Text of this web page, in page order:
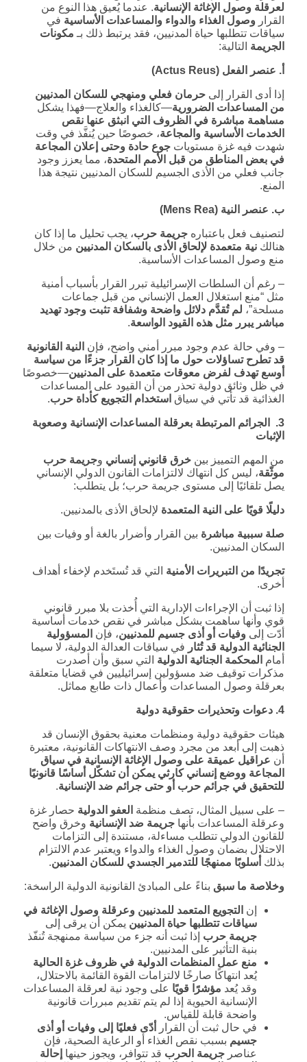
لعرقلة وصول الإغاثة الإنسانية. عندما يُعيق هذا النوع من
القرار وصول الغذاء والدواء والمساعدات الأساسية في
سياقات تتطلبها حياة المدنيين، فقد يرتبط ذلك بـ مكونات
الجريمة التالية:
أ. عنصر الفعل (Actus Reus)
إذا أدى القرار إلى حرمان فعلي ومنهجي للسكان المدنيين
من المساعدات الضرورية—كالغذاء والعلاج—فهذا يشكل
مساهمة مباشرة في الظروف التي انبثق عنها نقص
الخدمات الأساسية والمجاعة، خصوصًا حين يُنفَّذ في وقت
شهدت فيه غزة مستويات جوع حادة وحتى إعلان المجاعة
في بعض المناطق من قبل الأمم المتحدة، مما يعزز وجود
جانب فعلي من الأذى الجسيم للسكان المدنيين نتيجة هذا
المنع.
ب. عنصر النية (Mens Rea)
لتصنيف فعل باعتباره جريمة حرب، يجب تحليل ما إذا كان
هنالك نية متعمدة لإلحاق الأذى بالسكان المدنيين من خلال
منع وصول المساعدات الأساسية.
– رغم أن السلطات الإسرائيلية تبرر القرار بأسباب أمنية
مثل “منع استغلال العمل الإنساني من قبل جماعات
مسلحة”، لم تُقدَّم دلائل واضحة وشفافة تثبت وجود تهديد
مباشر يبرر مثل هذه القيود الواسعة.
– وفي حالة عدم وجود مبرر أمني واضح، فإن النية القانونية
قد تطرح تساؤلات حول ما إذا كان القرار جزءًا من سياسة
أوسع تهدف لفرض معوقات متعمدة على المدنيين—خصوصًا
في ظل وثائق دولية تحذر من أن القيود على المساعدات
الغذائية قد تأتي في سياق استخدام التجويع كأداة حرب.
3.
الجرائم المرتبطة بعرقلة المساعدات الإنسانية وصعوبة
الإثبات
من المهم التمييز بين خرق قانوني إنساني وجريمة حرب
موثّقة، ليس كل انتهاك لالتزامات القانون الدولي الإنساني
يصل تلقائيًا إلى مستوى جريمة حرب؛ بل يتطلب:
دليلًا قويًا على النية المتعمدة لإلحاق الأذى بالمدنيين.
صلة سببية مباشرة بين القرار وأضرار بالغة أو وفيات بين
السكان المدنيين.
تجريدًا من التبريرات الأمنية التي قد تُستَخدم لإخفاء أهداف
أخرى.
إذا ثبت أن الإجراءات الإدارية التي أُخذت بلا مبرر قانوني
قوي وأنها ساهمت بشكل مباشر في نقص خدمات أساسية
أدّت إلى وفيات أو أذى جسيم للمدنيين، فإن المسؤولية
الجنائية الدولية قد تُثار في سياقات العدالة الدولية، لا سيما
أمام المحكمة الجنائية الدولية التي سبق وأن أصدرت
مذكرات توقيف ضد مسؤولين إسرائيليين في قضايا متعلقة
بعرقلة وصول المساعدات وأعمال ذات طابع مماثل.
4. دعوات وتحذيرات حقوقية دولية
هيئات حقوقية دولية ومنظمات معنية بحقوق الإنسان قد
ذهبت إلى أبعد من مجرد وصف الانتهاكات القانونية، معتبرة
أن عراقيل عميقة على وصول الإغاثة الإنسانية في سياق
المجاعة ووضع إنساني كارثي يمكن أن تشكّل أساسًا قانونيًا
للتحقيق في جرائم حرب أو حتى جرائم ضد الإنسانية.
– على سبيل المثال، تصف منظمة العفو الدولية حصار غزة
وعرقلة المساعدات بأنها جريمة ضد الإنسانية وخرق واضح
للقانون الدولي تتطلب مساءلة، مستندة إلى التزامات
الاحتلال بضمان وصول الغذاء والدواء ويعتبر عدم الالتزام
بذلك أسلوبًا ممنهجًا للتدمير الجسدي للسكان المدنيين.
وخلاصة ما سبق بناءً على المبادئ القانونية الدولية الراسخة:
إن التجويع المتعمد للمدنيين وعرقلة وصول الإغاثة في
سياقات تتطلبها حياة المدنيين يمكن أن يرقى إلى
جريمة حرب إذا ثبت أنه جزء من سياسة ممنهجة تُنفّذ
بنية التأثير على المدنيين.
منع عمل المنظمات الدولية في ظروف غزة الحالية
يُعد انتهاكًا صارخًا لالتزامات القوة القائمة بالاحتلال،
وقد يُعد مؤشرًا قويًا على وجود نية لعرقلة المساعدات
الإنسانية الحيوية إذا لم يتم تقديم مبررات قانونية
واضحة قابلة للقياس.
في حال ثبت أن القرار
أدّى فعليًا إلى وفيات أو أذى
جسيم بسبب نقص الغذاء أو الرعاية الصحية، فإن
عناصر جريمة الحرب قد تتوافر، ويجوز حينها إحالة